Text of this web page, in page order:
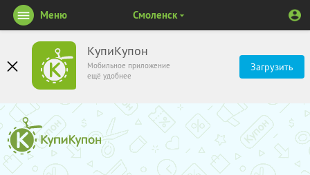
КупиКупон
Мобильное приложение
ещё удобнее
Загрузить
Меню Смоленск